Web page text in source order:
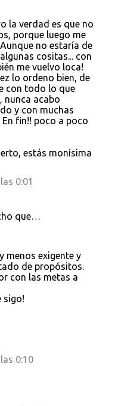
la verdad es que no
porque luego me
no estaría de
cositas... con
me vuelvo loca!
lo ordeno bien, de
con todo lo que
nunca acabo
y con muchas
fin!! poco a poco
estás monísima
0:01
que…
menos exigente y
de propósitos.
con las metas a
sigo!
0:10